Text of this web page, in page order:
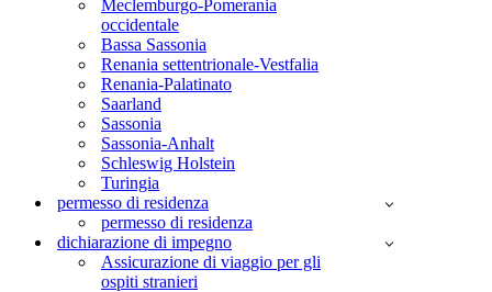
Meclemburgo-Pomerania
occidentale
Bassa Sassonia
Renania settentrionale-Vestfalia
Renania-Palatinato
Saarland
Sassonia
Sassonia-Anhalt
Schleswig Holstein
Turingia
permesso di residenza
permesso di residenza
dichiarazione di impegno
Assicurazione di viaggio per gli
ospiti stranieri